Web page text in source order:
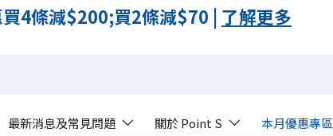
4條減$200;買2條減$70 | 了解更多
最新消息及常見問題 關於 Point S 本月優惠專區